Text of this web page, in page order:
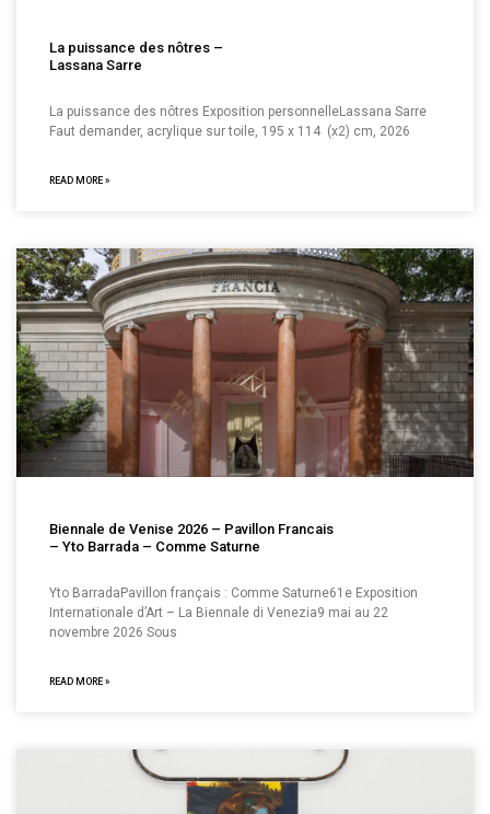
La puissance des nôtres –
Lassana Sarre
La puissance des nôtres Exposition personnelleLassana Sarre
Faut demander, acrylique sur toile, 195 x 114 (x2) cm, 2026
READ MORE »
Biennale de Venise 2026 – Pavillon Francais
– Yto Barrada – Comme Saturne
Yto BarradaPavillon français : Comme Saturne61e Exposition
Internationale d’Art – La Biennale di Venezia9 mai au 22
novembre 2026 Sous
READ MORE »